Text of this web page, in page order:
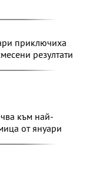
приключиха
резултати
към най-
от януари